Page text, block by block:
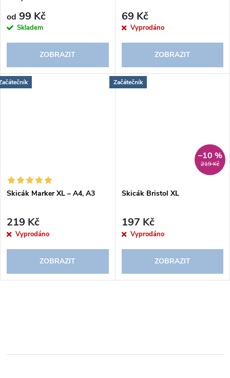
od 99 Kč
Skladem
ZOBRAZIT
69 Kč
Vyprodáno
ZOBRAZIT
Skicák Marker XL – A4, A3
219 Kč
Vyprodáno
ZOBRAZIT
Začátečník
219 Kč
–10 %
Skicák Bristol XL
197 Kč
Vyprodáno
ZOBRAZIT
l